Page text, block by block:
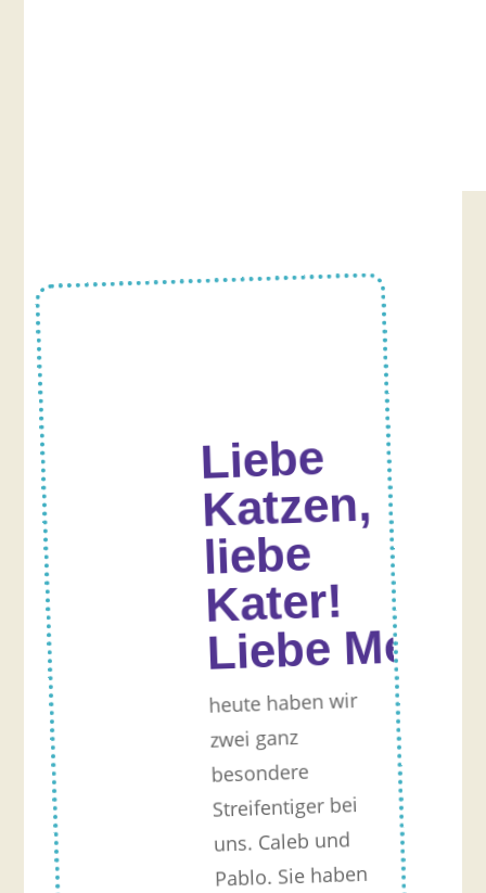
Liebe
Katzen,
liebe
Kater!
Liebe
heute haben wir
zwei ganz
besondere
Streifentiger bei
uns. Caleb und
Pablo. Sie haben